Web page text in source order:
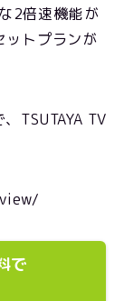
2倍速機能が
ットプランが
TSUTAYA TV
で